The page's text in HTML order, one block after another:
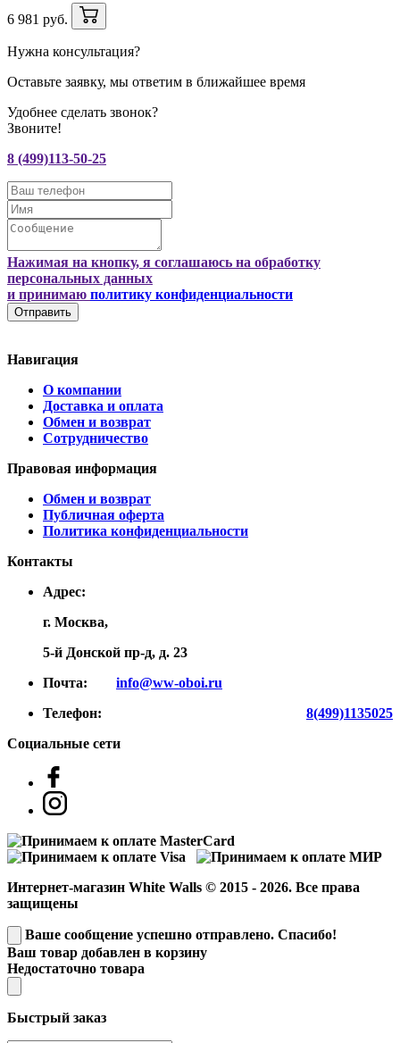
6 981 руб.
Нужна консультация?
Оставьте заявку, мы ответим в ближайшее время
Удобнее сделать звонок?
Звоните!
8 (499)113-50-25
Нажимая на кнопку, я соглашаюсь на обработку
персональных данных
и принимаю политику конфиденциальности
Отправить
Навигация
О компании
Доставка и оплата
Обмен и возврат
Сотрудничество
Правовая информация
Обмен и возврат
Публичная оферта
Политика конфиденциальности
Контакты
Адрес:
г. Москва,
5-й Донской пр-д, д. 23
Почта: info@ww-oboi.ru
Телефон:
8(499)1135025
Социальные сети
Интернет-магазин White Walls © 2015 - 2026. Все права
защищены
Ваше сообщение успешно отправлено. Спасибо!
Ваш товар добавлен в корзину
Недостаточно товара
Быстрый заказ